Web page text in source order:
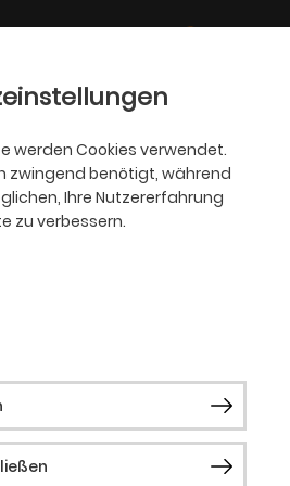
werden Cookies verwendet.
zwingend benötigt, während
Ihre Nutzererfahrung
zu verbessern.
Koch studierte Gesang
in Köln bei Prof.
Prof. P.-C. Runge. Seit
2009/10 ist Martin Koch